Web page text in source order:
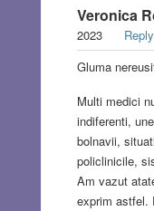
Veronica
2023
Reply
Gluma
Multi medici
indiferenti,
bolnavii,
policlinicile,
Am vazut
exprim astfel.